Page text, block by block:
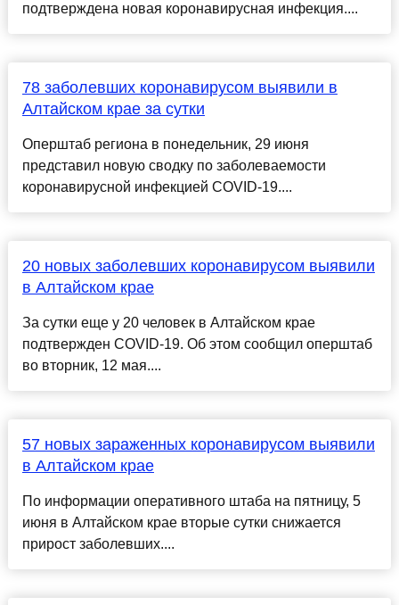
подтверждена новая коронавирусная инфекция....
78 заболевших коронавирусом выявили в
Алтайском крае за сутки
Оперштаб региона в понедельник, 29 июня
представил новую сводку по заболеваемости
коронавирусной инфекцией COVID-19....
20 новых заболевших коронавирусом выявили
в Алтайском крае
За сутки еще у 20 человек в Алтайском крае
подтвержден COVID-19. Об этом сообщил оперштаб
во вторник, 12 мая....
57 новых зараженных коронавирусом выявили
в Алтайском крае
По информации оперативного штаба на пятницу, 5
июня в Алтайском крае вторые сутки снижается
прирост заболевших....